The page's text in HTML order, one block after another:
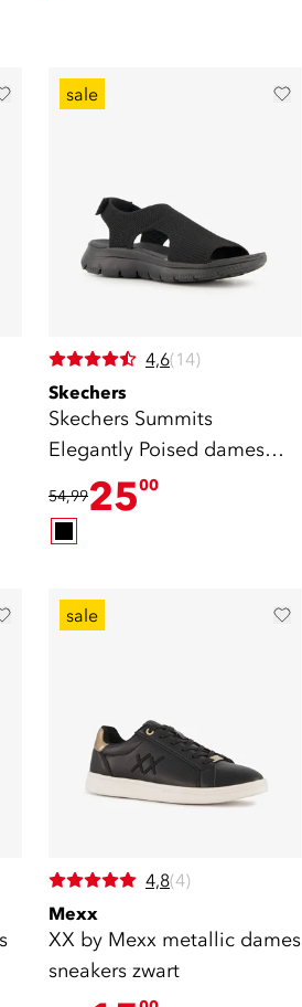
sale
4,6(14)
Skechers
Skechers Summits
Elegantly Poised dames
sandalen
54,992500
sale
4,8(4)
Mexx
XX by Mexx metallic dames
sneakers zwart